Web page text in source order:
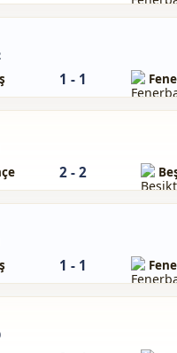
1 - 1
2- 2
1 - 1